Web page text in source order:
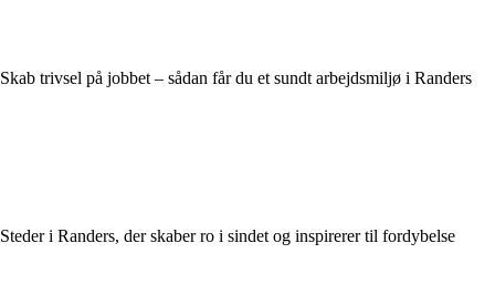
Skab trivsel på jobbet – sådan får du et sundt arbejdsmiljø i Randers
Steder i Randers, der skaber ro i sindet og inspirerer til fordybelse